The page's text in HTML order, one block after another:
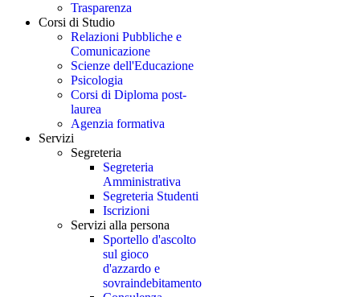
Trasparenza
Corsi di Studio
Relazioni Pubbliche e
Comunicazione
Scienze dell'Educazione
Psicologia
Corsi di Diploma post-
laurea
Agenzia formativa
Servizi
Segreteria
Segreteria
Amministrativa
Segreteria Studenti
Iscrizioni
Servizi alla persona
Sportello d'ascolto
sul gioco
d'azzardo e
sovraindebitamento